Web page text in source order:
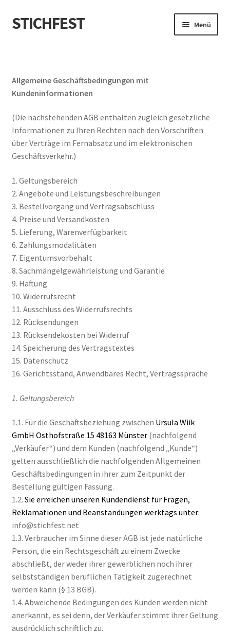
Zur
Navigation
Zum
Inhalt
STICHFEST Menü
Blog
About me
Allgemeine Geschäftsbedingungen mit
Kundeninformationen
(Die nachstehenden AGB enthalten zugleich gesetzliche
Informationen zu Ihren Rechten nach den Vorschriften
über Verträge im Fernabsatz und im elektronischen
Geschäftsverkehr.)
1. Geltungsbereich
2. Angebote und Leistungsbeschreibungen
3. Bestellvorgang und Vertragsabschluss
4. Preise und Versandkosten
5. Lieferung, Warenverfügbarkeit
6. Zahlungsmodalitäten
7. Eigentumsvorbehalt
8. Sachmängelgewährleistung und Garantie
9. Haftung
10. Widerrufsrecht
11. Ausschluss des Widerrufsrechts
12. Rücksendungen
13. Rücksendekosten bei Widerruf
14. Speicherung des Vertragstextes
15. Datenschutz
16. Gerichtsstand, Anwendbares Recht, Vertragssprache
1. Geltungsbereich
1.1. Für die Geschäftsbeziehung zwischen Ursula Wiik
GmbH Osthofstraße 15 48163 Münster(nachfolgend
„Verkäufer“) und dem Kunden (nachfolgend „Kunde“)
gelten ausschließlich die nachfolgenden Allgemeinen
Geschäftsbedingungen in ihrer zum Zeitpunkt der
Bestellung gültigen Fassung.
1.2. Sie erreichen unseren Kundendienst für Fragen,
Reklamationen und Beanstandungen werktags unter:
info@stichfest.net
1.3. Verbraucher im Sinne dieser AGB ist jede natürliche
Person, die ein Rechtsgeschäft zu einem Zwecke
abschließt, der weder ihrer gewerblichen noch ihrer
selbstständigen beruflichen Tätigkeit zugerechnet
werden kann (§ 13 BGB).
1.4. Abweichende Bedingungen des Kunden werden nicht
anerkannt, es sei denn, der Verkäufer stimmt ihrer Geltung
ausdrücklich schriftlich zu.